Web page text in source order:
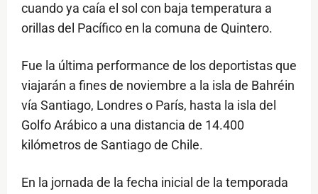
cuando ya caía el sol con baja temperatura a
orillas del Pacífico en la comuna de Quintero.
Fue la última performance de los deportistas que
viajarán a fines de noviembre a la isla de Bahréin
vía Santiago, Londres o París, hasta la isla del
Golfo Arábico a una distancia de 14.400
kilómetros de Santiago de Chile.
En la jornada de la fecha inicial de la temporada